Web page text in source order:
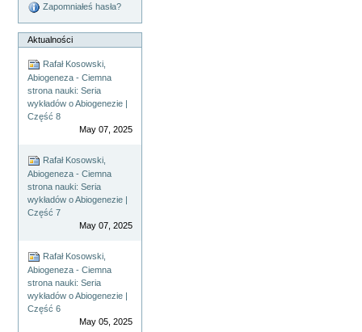
Zapomniałeś hasła?
Aktualności
Rafał Kosowski,
Abiogeneza - Ciemna
strona nauki: Seria
wykładów o Abiogenezie |
Część 8
May 07, 2025
Rafał Kosowski,
Abiogeneza - Ciemna
strona nauki: Seria
wykładów o Abiogenezie |
Część 7
May 07, 2025
Rafał Kosowski,
Abiogeneza - Ciemna
strona nauki: Seria
wykładów o Abiogenezie |
Część 6
May 05, 2025